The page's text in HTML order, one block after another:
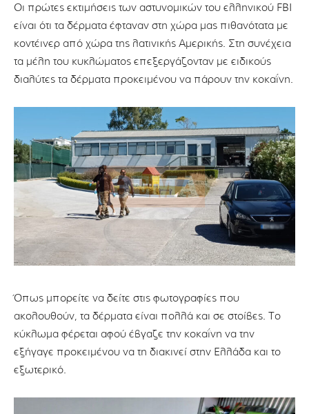
Οι πρώτες εκτιμήσεις των αστυνομικών του ελληνικού FBI
είναι ότι τα δέρματα έφταναν στη χώρα μας πιθανότατα με
κοντέινερ από χώρα της λατινικής Αμερικής. Στη συνέχεια
τα μέλη του κυκλώματος επεξεργάζονταν με ειδικούς
διαλύτες τα δέρματα προκειμένου να πάρουν την κοκαΐνη.
Όπως μπορείτε να δείτε στις φωτογραφίες που
ακολουθούν, τα δέρματα είναι πολλά και σε στοίβες. Το
κύκλωμα φέρεται αφού έβγαζε την κοκαΐνη να την
εξήγαγε προκειμένου να τη διακινεί στην Ελλάδα και το
εξωτερικό.